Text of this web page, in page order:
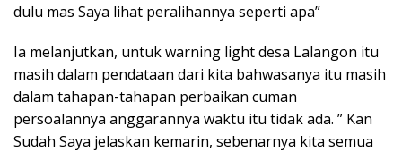
dulu mas Saya lihat peralihannya seperti apa”
Ia melanjutkan, untuk warning light desa Lalangon itu
masih dalam pendataan dari kita bahwasanya itu masih
dalam tahapan-tahapan perbaikan cuman
persoalannya anggarannya waktu itu tidak ada. ” Kan
Sudah Saya jelaskan kemarin, sebenarnya kita semua